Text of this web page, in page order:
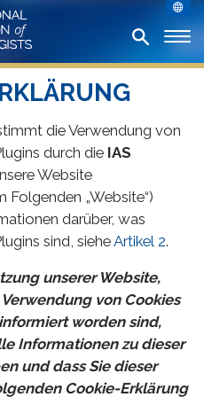
die Verwendung von
durch die IAS
Website
„Website“)
darüber, was
sind, sieheArtikel 2.
unserer Website,
von Cookies
worden sind,
Informationen zu dieser
und dass Sie dieser
Cookie-Erklärung